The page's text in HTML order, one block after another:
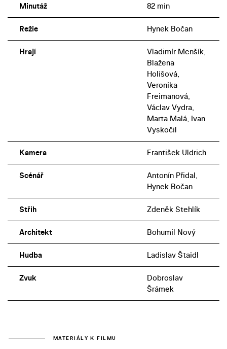
Minutáž 82 min
Režie Hynek Bočan
Hrají
Vladimír Menšík,
Blažena
Holišová,
Veronika
Freimanová,
Václav Vydra,
Marta Malá, Ivan
Vyskočil
Kamera František Uldrich
Scénář
Antonín Přidal,
Hynek Bočan
Střih Zdeněk Stehlík
Architekt Bohumil Nový
Hudba Ladislav Štaidl
Zvuk
Dobroslav
Šrámek
MATERIÁLY K FILMU